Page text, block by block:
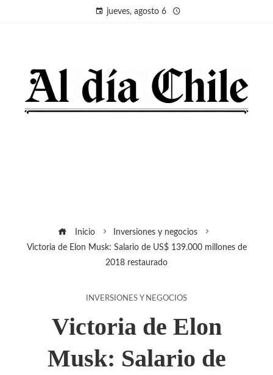
jueves, agosto 6
Inicio
Inversiones y negocios
Victoria de Elon Musk: Salario de US$ 139.000 millones de
2018 restaurado
INVERSIONES Y NEGOCIOS
Victoria de Elon
Musk: Salario de